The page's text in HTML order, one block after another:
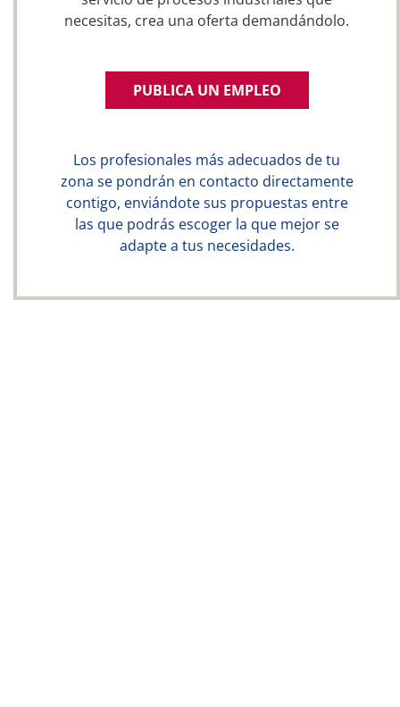
necesitas, crea una oferta demandándolo.
PUBLICA UN EMPLEO
Los profesionales más adecuados de tu
zona se pondrán en contacto directamente
contigo, enviándote sus propuestas entre
las que podrás escoger la que mejor se
adapte a tus necesidades.